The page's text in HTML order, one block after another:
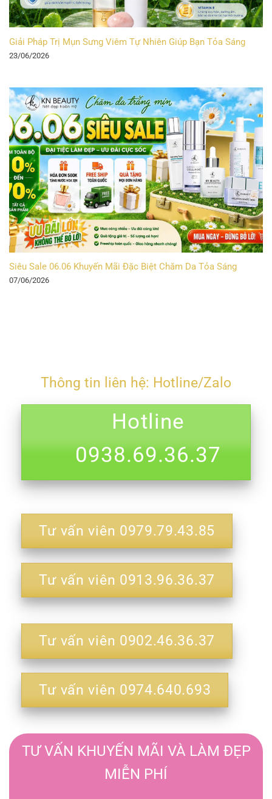
Giải Pháp Trị Mụn Sưng Viêm Tự Nhiên Giúp Bạn Tỏa Sáng
23/06/2026
Siêu Sale 06.06 Khuyến Mãi Đặc Biệt Chăm Da Tỏa Sáng
07/06/2026
Thông tin liên hệ: Hotline/Zalo
Hotline
0938.69.36.37
Tư vấn viên 0979.79.43.85
Tư vấn viên 0913.96.36.37
Tư vấn viên 0902.46.36.37
Tư vấn viên 0974.640.693
TƯ VẤN KHUYẾN MÃI VÀ LÀM ĐẸP
MIỄN PHÍ